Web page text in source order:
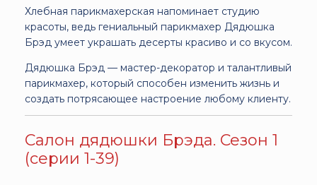
Хлебная парикмахерская напоминает студию
красоты, ведь гениальный парикмахер Дядюшка
Брэд умеет украшать десерты красиво и со вкусом.
Дядюшка Брэд — мастер-декоратор и талантливый
парикмахер, который способен изменить жизнь и
создать потрясающее настроение любому клиенту.
Салон дядюшки Брэда. Сезон 1
(серии 1-39)